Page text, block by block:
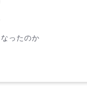
ったのか